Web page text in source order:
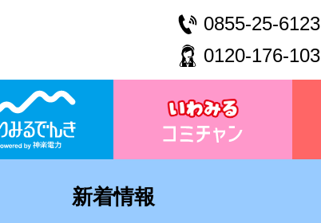
0855-25-6123
0120-176-103
新着情報